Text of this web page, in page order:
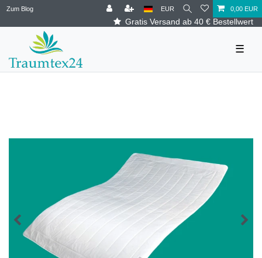
Zum Blog
Gratis Versand ab 40 € Bestellwert
EUR 0,00 EUR
☰